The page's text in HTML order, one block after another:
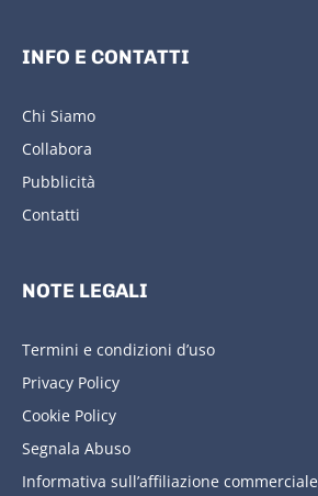
INFO E CONTATTI
Chi Siamo
Collabora
Pubblicità
Contatti
NOTE LEGALI
Termini e condizioni d’uso
Privacy Policy
Cookie Policy
Segnala Abuso
Informativa sull’affiliazione commerciale